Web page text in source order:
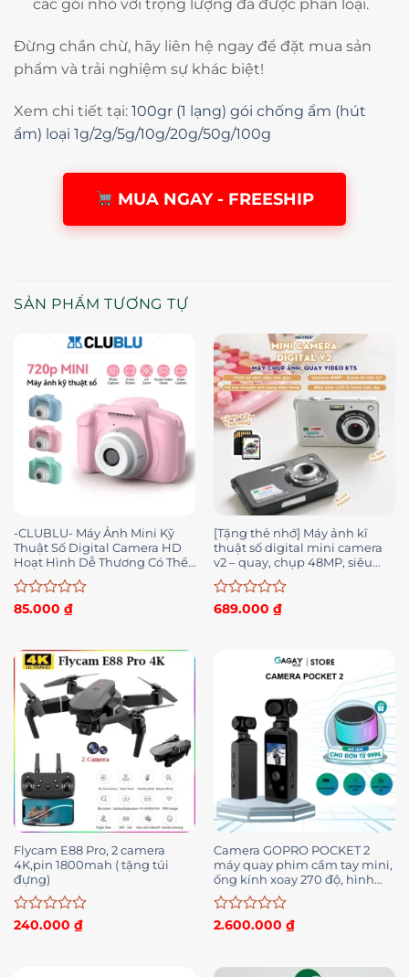
các gói nhỏ với trọng lượng đã được phân loại.
Đừng chần chừ, hãy liên hệ ngay để đặt mua sản
phẩm và trải nghiệm sự khác biệt!
Xem chi tiết tại: 100gr (1 lạng) gói chống ẩm (hút
ẩm) loại 1g/2g/5g/10g/20g/50g/100g
MUA NGAY - FREESHIP
SẢN PHẨM TƯƠNG TỰ
-CLUBLU- Máy Ảnh Mini Kỹ
Thuật Số Digital Camera HD
Hoạt Hình Dễ Thương Có Thể
Phù Hợp Với Trẻ Em
Được
0
sao
85.000 ₫
[Tặng thẻ nhớ] Máy ảnh kĩ
thuật số digital mini camera
v2 – quay, chụp 48MP, siêu
mỏng nhỏ gọn
Được
689.000 ₫
Flycam E88 Pro, 2 camera
4K,pin 1800mah ( tặng túi
đựng)
Được
240.000 ₫
Camera GOPRO POCKET 2
máy quay phim cầm tay mini,
ống kính xoay 270 độ, hình
ảnh video sắc nét bảo hành 12
tháng
Được
0
2.600.000 ₫